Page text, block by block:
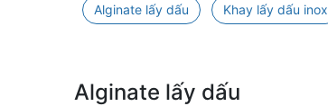
Phẩm
CAVEX
Alginate lấy dấu Khay lấy dấu inox
Alginate lấy dấu